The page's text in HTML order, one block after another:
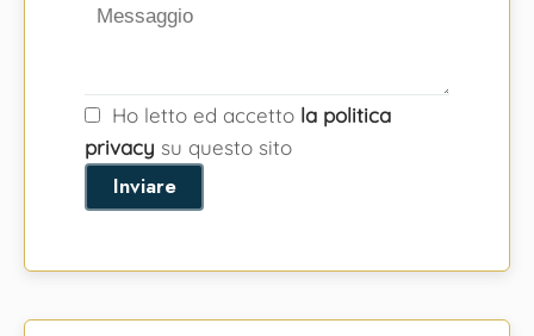
Ho letto ed accetto la politica
privacy su questo sito
Inviare